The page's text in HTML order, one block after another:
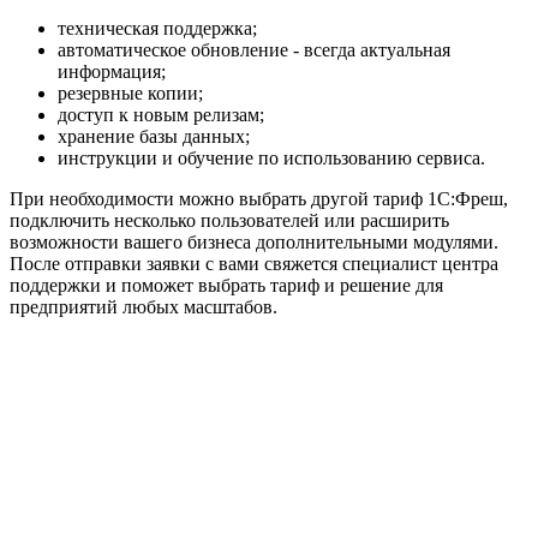
техническая поддержка;
автоматическое обновление - всегда актуальная
информация;
резервные копии;
доступ к новым релизам;
хранение базы данных;
инструкции и обучение по использованию сервиса.
При необходимости можно выбрать другой тариф 1С:Фреш,
подключить несколько пользователей или расширить
возможности вашего бизнеса дополнительными модулями.
После отправки заявки с вами свяжется специалист центра
поддержки и поможет выбрать тариф и решение для
предприятий любых масштабов.